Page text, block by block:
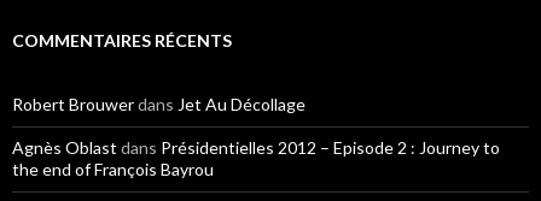
COMMENTAIRES RÉCENTS
Robert Brouwerdans Jet Au Décollage
Agnès Oblast dans Présidentielles 2012 – Episode 2 : Journey to
the end of François Bayrou